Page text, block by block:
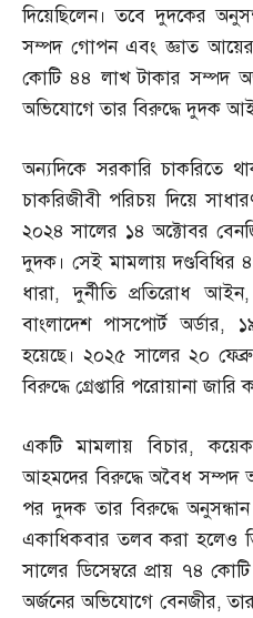
দিয়েছিলেন। তবে দুদকের
সম্পদ গোপন এবং জ্ঞাত আয়ের
কোটি ৪৪ লাখ টাকার সম্পদ
অভিযোগে তার বিরুদ্ধে দুদক
অন্যদিকে সরকারি চাকরিতে
চাকরিজীবী পরিচয় দিয়ে
২০২৪ সালের ১৪ অক্টোবর
দুদক। সেই মামলায় দণ্ডবিধির
ধারা,দুর্নীতি প্রতিরোধ আইন,
বাংলাদেশ পাসপোর্ট অর্ডার,
হয়েছে। ২০২৫ সালের ২০
বিরুদ্ধে গ্রেপ্তারি পরোয়ানা
একটি মামলায় বিচার,
আহমদের বিরুদ্ধে অবৈধ সম্পদ
পর দুদক তার বিরুদ্ধে
একাধিকবার তলব করা হলেও
সালের ডিসেম্বরে প্রায় ৭৪
অর্জনের অভিযোগে বেনজীর,